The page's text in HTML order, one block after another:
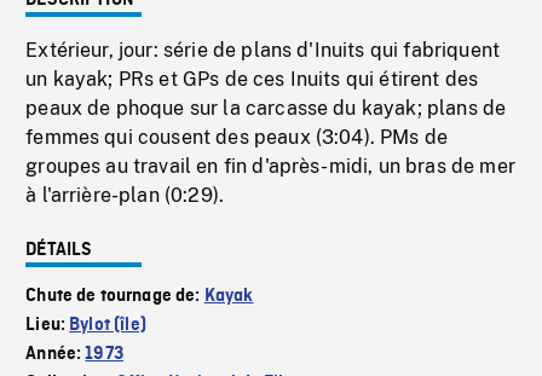
Extérieur, jour: série de plans d'Inuits qui fabriquent
un kayak; PRs et GPs de ces Inuits qui étirent des
peaux de phoque sur la carcasse du kayak; plans de
femmes qui cousent des peaux (3:04). PMs de
groupes au travail en fin d'après-midi, un bras de mer
à l'arrière-plan (0:29).
DÉTAILS
Chute de tournage de: Kayak
Lieu: Bylot (île)
Année:1973